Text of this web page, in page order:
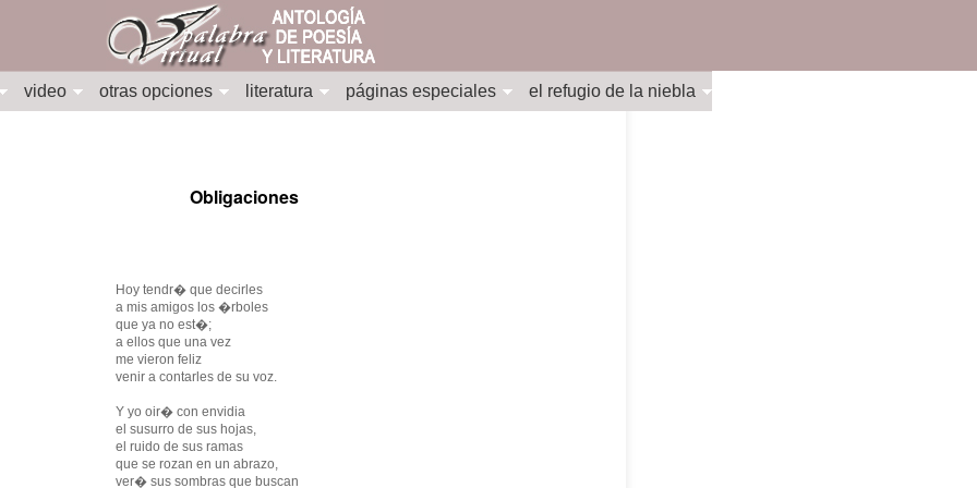
video otras opciones literatura páginas especiales el refugio de la niebla
Obligaciones
Hoy tendr� que decirles
a mis amigos los �rboles
que ya no est�;
a ellos que una vez
me vieron feliz
venir a contarles de su voz.
Y yo oir� con envidia
el susurro de sus hojas,
el ruido de sus ramas
que se rozan en un abrazo,
ver� sus sombras que buscan